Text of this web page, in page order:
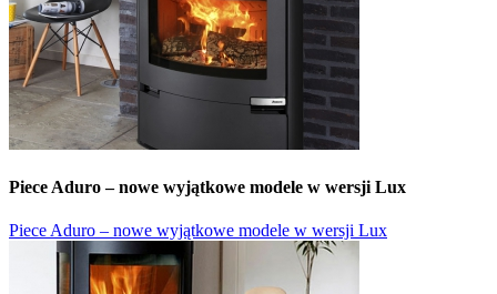
Piece Aduro – nowe wyjątkowe modele w wersji Lux
Piece Aduro – nowe wyjątkowe modele w wersji Lux